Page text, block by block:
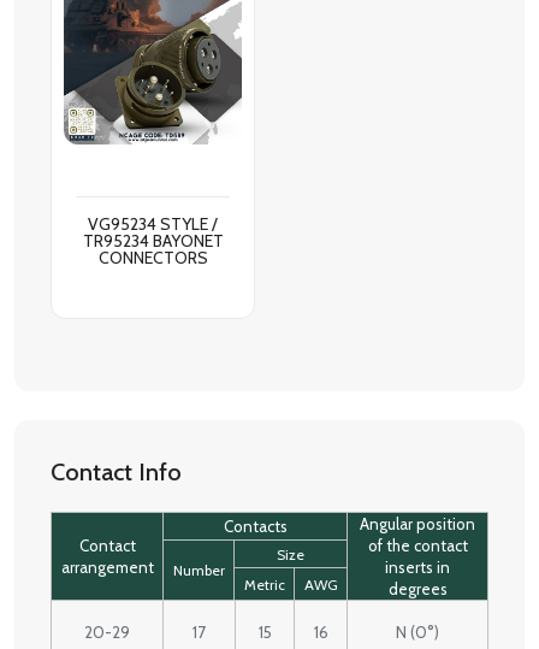
VG95234 STYLE /
TR95234 BAYONET
CONNECTORS
Contact Info
Contact
arrangement
Contacts
Angular position
of the contact
inserts in
degrees
Number
Size
Metric
AWG
20-29 17 15 16 N (0°)